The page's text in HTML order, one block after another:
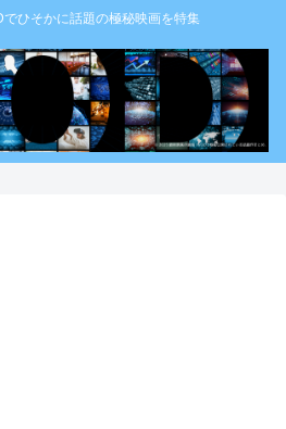
ひそかに話題の極秘映画を特集